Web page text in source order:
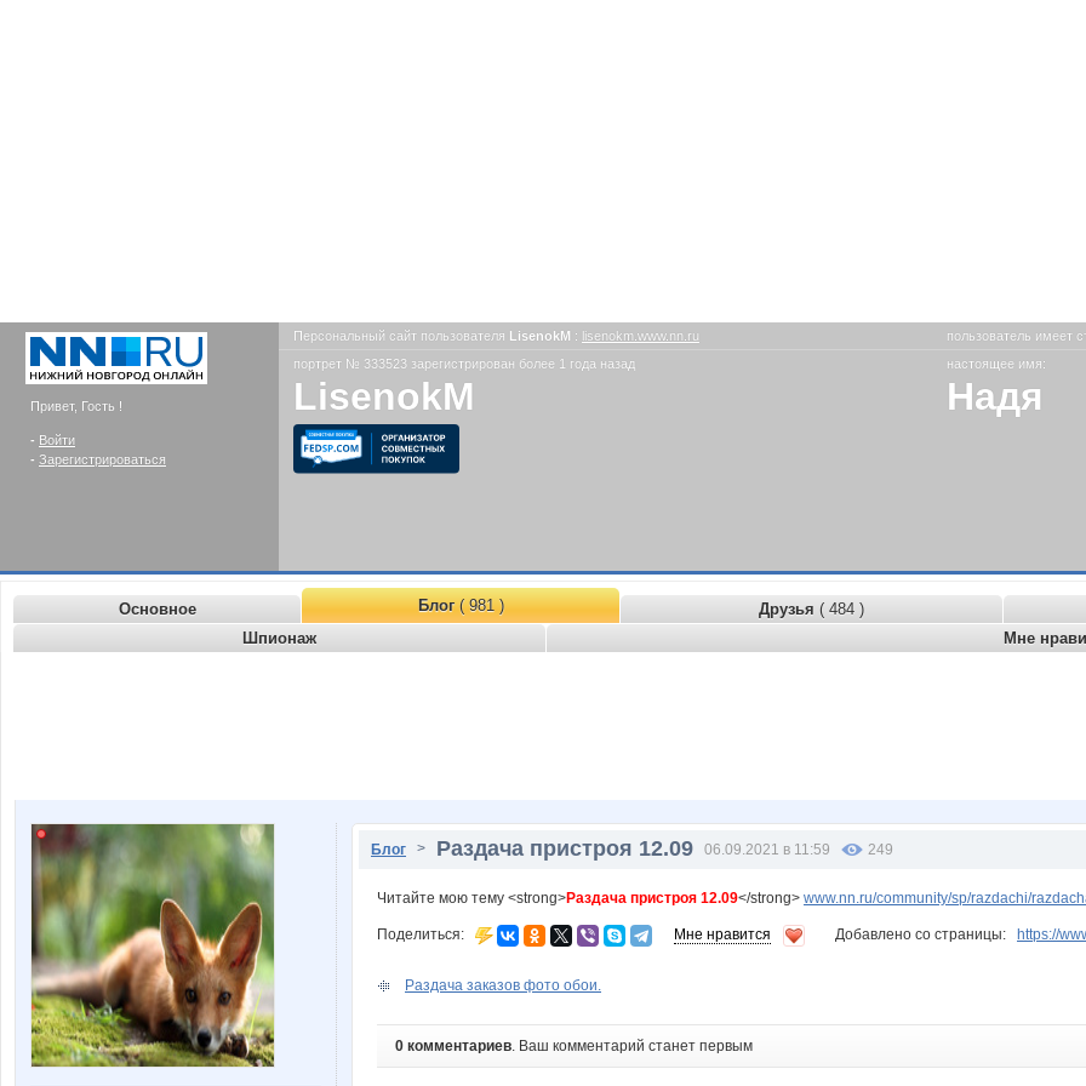
Привет, Гость !
- Войти
- Зарегистрироваться
Персональный сайт пользователя LisenokM : lisenokm.www.nn.ru пользователь имеет
портрет № 333523 зарегистрирован более 1 года назад
LisenokM
настоящее имя:
Надя
Основное Блог( 981 ) Друзья ( 484 )
Шпионаж
Мне
Блог > Раздача пристроя 12.09 06.09.2021 в 11:59 249
Читайте мою тему <strong>Раздача пристроя 12.09</strong> www.nn.ru/community/sp/razdachi/
Поделиться: Мне нравится Добавлено со страницы: https://
Раздача заказов фото обои.
0 комментариев. Ваш комментарий станет первым